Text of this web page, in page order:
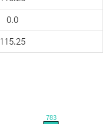
0.0
115.25
783